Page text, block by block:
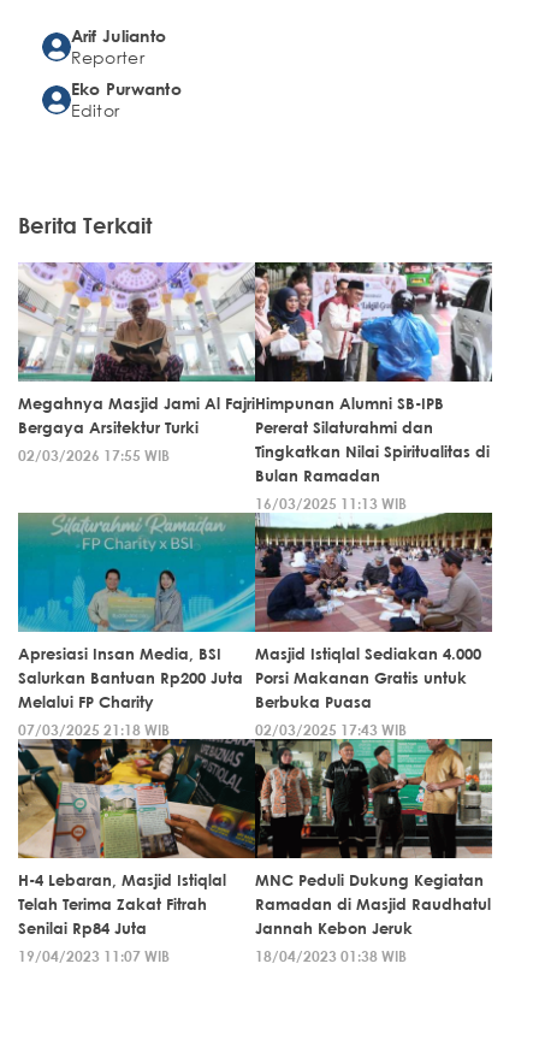
Arif Julianto
Reporter
Eko Purwanto
Editor
Berita Terkait
Megahnya Masjid Jami Al Fajri
Bergaya Arsitektur Turki
02/03/2026 17:55 WIB
Himpunan Alumni SB-IPB
Pererat Silaturahmi dan
Tingkatkan Nilai Spiritualitas di
Bulan Ramadan
16/03/2025 11:13 WIB
Apresiasi Insan Media, BSI
Salurkan Bantuan Rp200 Juta
Melalui FP Charity
07/03/2025 21:18 WIB
Masjid Istiqlal Sediakan 4.000
Porsi Makanan Gratis untuk
Berbuka Puasa
02/03/2025 17:43 WIB
H-4 Lebaran, Masjid Istiqlal
Telah Terima Zakat Fitrah
Senilai Rp84 Juta
19/04/2023 11:07 WIB
MNC Peduli Dukung Kegiatan
Ramadan di Masjid Raudhatul
Jannah Kebon Jeruk
18/04/2023 01:38 WIB